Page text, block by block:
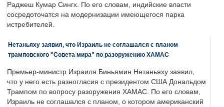
Раджеш Кумар Сингх. По его словам, индийские власти
сосредоточатся на модернизации имеющегося парка
истребителей.
Нетаньяху заявил, что Израиль не соглашался с планом
трамповского "Совета мира" по разоружению ХАМАС
Премьер-министр Израиля Биньямин Нетаньяху заявил,
что у него есть разногласия с президентом США Дональдом
Трампом по вопросу разоружения ХАМАС. По его словам,
Израиль не соглашался с планом, о котором американский